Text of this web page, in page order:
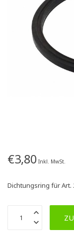
€3,80 Inkl. MwSt.
Dichtungsring für Art.